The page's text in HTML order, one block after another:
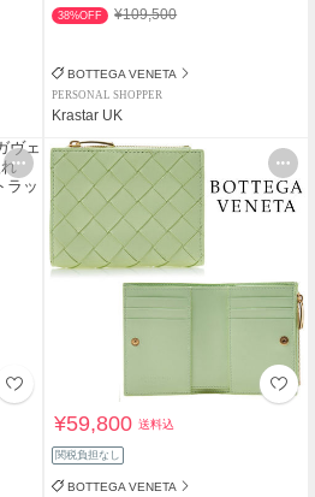
38%OFF ¥109,500
BOTTEGA VENETA
PERSONAL SHOPPER
Krastar UK
¥59,800送料込
関税負担なし
BOTTEGA VENETA